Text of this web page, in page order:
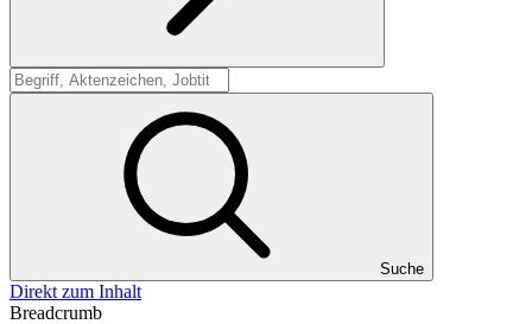
Suche
Suche
Direkt zum Inhalt
Breadcrumb